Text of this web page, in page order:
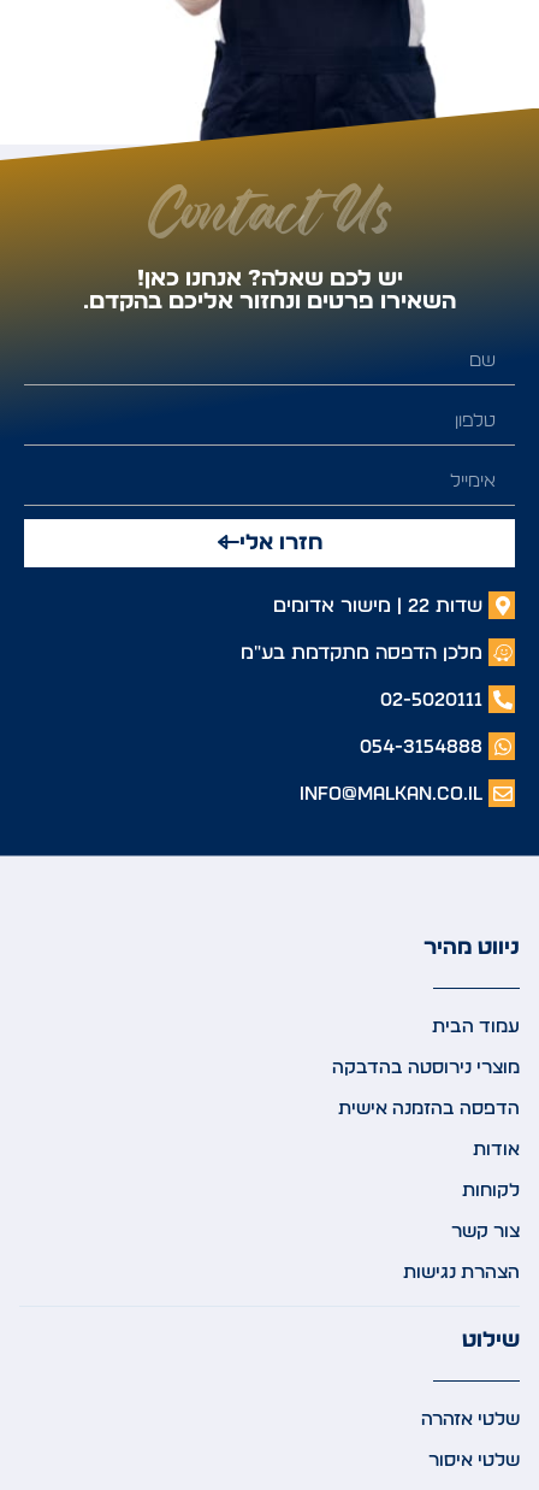
Contact Us
יש לכם שאלה? אנחנו כאן!
השאירו פרטים ונחזור אליכם בהקדם.
חזרו אלי
שדות 22 | מישור אדומים
מלכן הדפסה מתקדמת בע"מ
02-5020111
054-3154888
info@malkan.co.il
ניווט מהיר
עמוד הבית
מוצרי נירוסטה בהדבקה
הדפסה בהזמנה אישית
אודות
לקוחות
צור קשר
הצהרת נגישות
שילוט
שלטי אזהרה
שלטי איסור